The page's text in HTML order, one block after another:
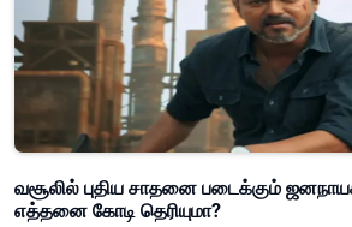
வசூலில் புதிய சாதனை படைக்கும்
எத்தனை கோடி தெரியுமா?